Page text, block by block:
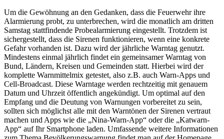
Um die Gewöhnung an den Gedanken, dass die Feuerwehr ihre
Alarmierung probt, zu unterbrechen, wird die monatlich am dritten
Samstag stattfindende Probealarmierung eingestellt. Trotzdem ist
sichergestellt, dass die Sirenen funktionieren, wenn eine konkrete
Gefahr vorhanden ist. Dazu wird der jährliche Warntag genutzt.
Mindestens einmal jährlich findet ein gemeinsamer Warntag von
Bund, Ländern, Kreisen und Gemeinden statt. Hierbei wird der
komplette Warnmittelmix getestet, also z.B. auch Warn-Apps und
Cell-Broadcast. Diese Warntage werden rechtzeitig mit genauem
Datum und Uhrzeit öffentlich angekündigt. Um optimal auf den
Empfang und die Deutung von Warnungen vorbereitet zu sein,
sollten sich möglichst alle mit den Warntönen der Sirenen vertraut
machen und Apps wie die „Nina-Warn-App“ oder die „Katwarn-
App“ auf Ihr Smartphone laden. Umfassende weitere Informationen